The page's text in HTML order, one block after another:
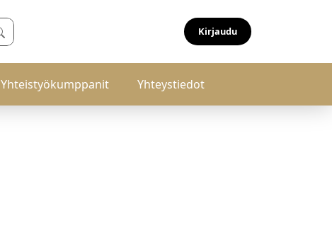
Kirjaudu
Yhteistyökumppanit Yhteystiedot